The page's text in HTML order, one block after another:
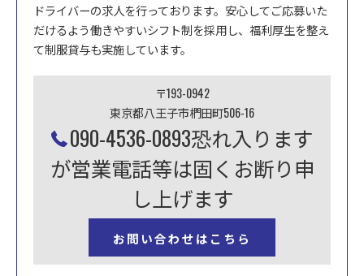
ドライバーの求人を行っております。安心してご応募いた
だけるよう働きやすいシフト制を採用し、福利厚生を整え
て制服貸与も実施しています。
〒193-0942
東京都八王子市椚田町506-16
090-4536-0893恐れ入ります
が営業電話等は固くお断り申
し上げます
お問い合わせはこちら